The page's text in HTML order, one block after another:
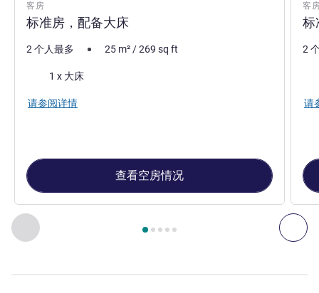
上一个 - 客房 下
第 页，共 , 客房 1 : 标准房，配备大床 , 客房 2 : 标准房
客房
标准房，配备大床
2 个人最多 25 m²/269 sq ft
床上用品1 x 大床
请参阅详情
查看空房情况
客
标
2
请